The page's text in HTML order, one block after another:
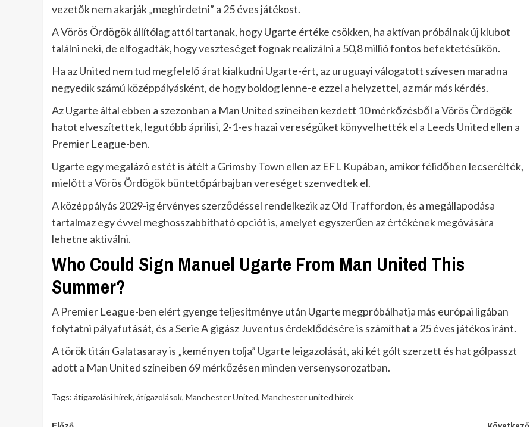
vezetők nem akarják „meghirdetni” a 25 éves játékost.
A Vörös Ördögök állítólag attól tartanak, hogy Ugarte értéke csökken, ha aktívan próbálnak új klubot
találni neki, de elfogadták, hogy veszteséget fognak realizálni a 50,8 millió fontos befektetésükön.
Ha az United nem tud megfelelő árat kialkudni Ugarte-ért, az uruguayi válogatott szívesen maradna
negyedik számú középpályásként, de hogy boldog lenne-e ezzel a helyzettel, az már más kérdés.
Az Ugarte által ebben a szezonban a Man United színeiben kezdett 10 mérkőzésből a Vörös Ördögök
hatot elveszítettek, legutóbb áprilisi, 2-1-es hazai vereségüket könyvelhették el a Leeds United ellen a
Premier League-ben.
Ugarte egy megalázó estét is átélt a Grimsby Town ellen az EFL Kupában, amikor félidőben lecserélték,
mielőtt a Vörös Ördögök büntetőpárbajban vereséget szenvedtek el.
A középpályás 2029-ig érvényes szerződéssel rendelkezik az Old Traffordon, és a megállapodása
tartalmaz egy évvel meghosszabbítható opciót is, amelyet egyszerűen az értékének megóvására
lehetne aktiválni.
Who Could Sign Manuel Ugarte From Man United This
Summer?
A Premier League-ben elért gyenge teljesítménye után Ugarte megpróbálhatja más európai ligában
folytatni pályafutását, és a Serie A gigász Juventus érdeklődésére is számíthat a 25 éves játékos iránt.
A török titán Galatasaray is „keményen tolja” Ugarte leigazolását, aki két gólt szerzett és hat gólpasszt
adott a Man United színeiben 69 mérkőzésen minden versenysorozatban.
Tags: átigazolási hírek, átigazolások, Manchester United, Manchester united hírek